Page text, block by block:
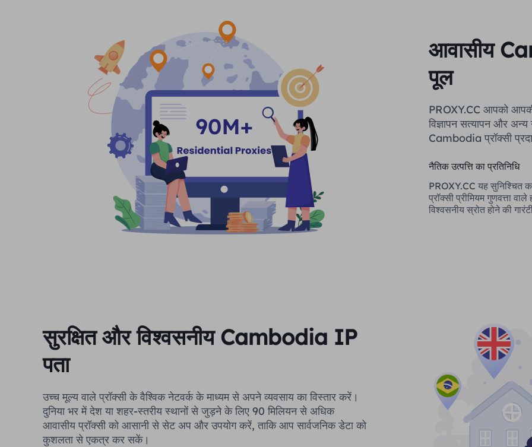
आवासीय
पूल
PROXY.CC आपको
विज्ञापन सत्यापन और
Cambodia प्रॉक्सी
नैतिक उत्पत्ति का प्रतिनिधि
PROXY.CC यह सुनिश्चित
प्रॉक्सी प्रीमियम गुणवत्ता
विश्वसनीय स्रोत होने की
सुरक्षित और विश्वसनीय Cambodia IP
पता
उच्च मूल्य वाले प्रॉक्सी के वैश्विक नेटवर्क के माध्यम से अपने व्यवसाय का विस्तार करें।
दुनिया भर में देश या शहर-स्तरीय स्थानों से जुड़ने के लिए 90 मिलियन से अधिक
आवासीय प्रॉक्सी को आसानी से सेट अप और उपयोग करें, ताकि आप सार्वजनिक डेटा को
कुशलता से एकत्र कर सकें।